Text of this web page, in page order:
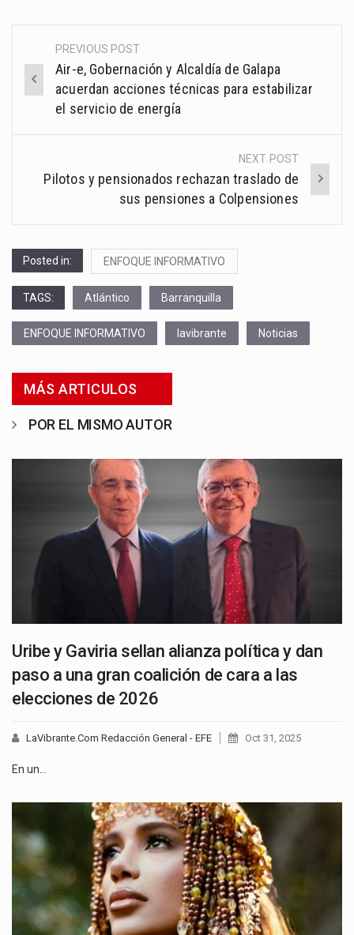
Post
navigation
PREVIOUS POST
Air-e, Gobernación y Alcaldía de Galapa
acuerdan acciones técnicas para estabilizar
el servicio de energía
NEXT POST
Pilotos y pensionados rechazan traslado de
sus pensiones a Colpensiones
Posted in: ENFOQUE INFORMATIVO
TAGS: Atlántico Barranquilla
ENFOQUE INFORMATIVO lavibrante Noticias
MÁS ARTICULOS
POR EL MISMO AUTOR
Uribe y Gaviria sellan alianza política y dan
paso a una gran coalición de cara a las
elecciones de 2026
LaVibrante.Com Redacción General - EFE Oct 31, 2025
En un…